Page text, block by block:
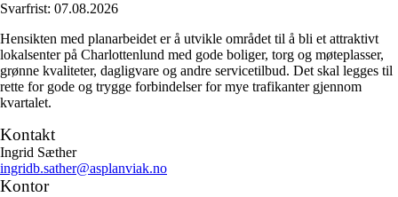
Svarfrist: 07.08.2026
Hensikten med planarbeidet er å utvikle området til å bli et attraktivt
lokalsenter på Charlottenlund med gode boliger, torg og møteplasser,
grønne kvaliteter, dagligvare og andre servicetilbud. Det skal legges til
rette for gode og trygge forbindelser for mye trafikanter gjennom
kvartalet.
Kontakt
Ingrid Sæther
ingridb.sather@asplanviak.no
Kontor